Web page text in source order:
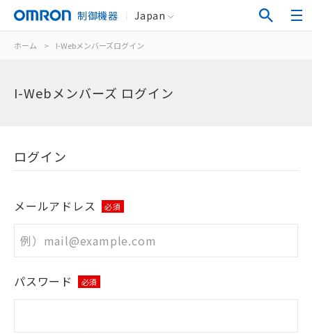
制御機器 Japan
ホーム > I-Webメンバーズログイン
I-Webメンバーズ ログイン
ログイン
メールアドレス 必須
パスワード 必須